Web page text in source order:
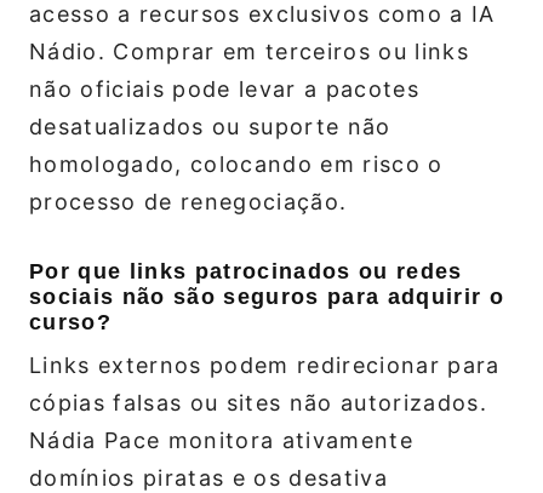
acesso a recursos exclusivos como a IA
Nádio. Comprar em terceiros ou links
não oficiais pode levar a pacotes
desatualizados ou suporte não
homologado, colocando em risco o
processo de renegociação.
Por que links patrocinados ou redes
sociais não são seguros para adquirir o
curso?
Links externos podem redirecionar para
cópias falsas ou sites não autorizados.
Nádia Pace monitora ativamente
domínios piratas e os desativa